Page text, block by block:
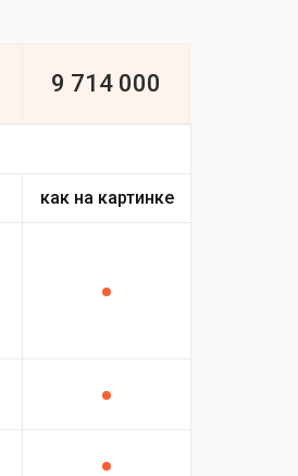
9 714 000
как на картинке